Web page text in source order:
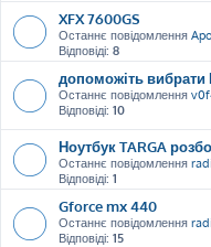
XFX 7600GS
Останнє повідомлення
Відповіді: 8
допоможіть вибрати
Останнє повідомлення
Відповіді: 10
Ноутбук TARGA
Останнє повідомлення
Відповіді: 1
Gforce mx 440
Останнє повідомлення
Відповіді: 15